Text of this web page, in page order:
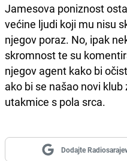
Jamesova poniznost
većine ljudi koji mu nisu
njegov poraz. No, ipak
skromnost te su
njegov agent kako bi
ako bi se našao novi
utakmice s pola srca.
Dodajte